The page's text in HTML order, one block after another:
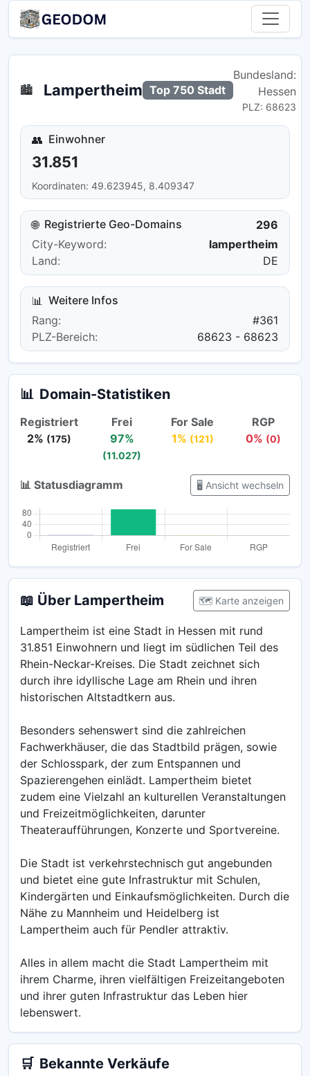
🏙️ Lampertheim Top 750 Stadt
Bundesland:
Hessen
PLZ: 68623
👥 Einwohner
31.851
Koordinaten: 49.623945, 8.409347
🌐 Registrierte Geo-Domains
296
City-Keyword:
lampertheim
Land:
DE
📊 Weitere Infos
Rang:
#361
PLZ-Bereich:
68623 - 68623
📊 Domain-Statistiken
Registriert
2% (175)
Frei
97%
(11.027)
For Sale
1% (121)
RGP
0% (0)
📊 Statusdiagramm 🖥️ Ansicht wechseln
📖 Über Lampertheim 🗺️ Karte anzeigen
Lampertheim ist eine Stadt in Hessen mit rund
31.851 Einwohnern und liegt im südlichen Teil des
Rhein-Neckar-Kreises. Die Stadt zeichnet sich
durch ihre idyllische Lage am Rhein und ihren
historischen Altstadtkern aus.
Besonders sehenswert sind die zahlreichen
Fachwerkhäuser, die das Stadtbild prägen, sowie
der Schlosspark, der zum Entspannen und
Spazierengehen einlädt. Lampertheim bietet
zudem eine Vielzahl an kulturellen Veranstaltungen
und Freizeitmöglichkeiten, darunter
Theateraufführungen, Konzerte und Sportvereine.
Die Stadt ist verkehrstechnisch gut angebunden
und bietet eine gute Infrastruktur mit Schulen,
Kindergärten und Einkaufsmöglichkeiten. Durch die
Nähe zu Mannheim und Heidelberg ist
Lampertheim auch für Pendler attraktiv.
Alles in allem macht die Stadt Lampertheim mit
ihrem Charme, ihren vielfältigen Freizeitangeboten
und ihrer guten Infrastruktur das Leben hier
lebenswert.
🛒 Bekannte Verkäufe